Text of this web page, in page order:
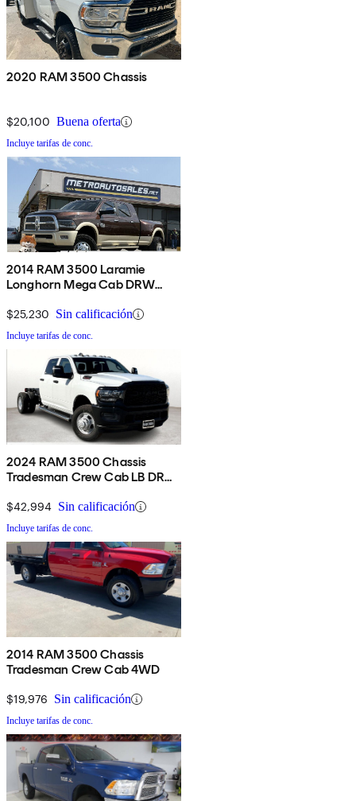
2020 RAM 3500 Chassis
$20,100 Buena oferta
Incluye tarifas de conc.
2014 RAM 3500 Laramie
Longhorn Mega Cab DRW
$25,230 Sin calificación
Incluye tarifas de conc.
2024 RAM 3500 Chassis
Tradesman Crew Cab LB DRW
$42,994 Sin calificación
Incluye tarifas de conc.
2014 RAM 3500 Chassis
Tradesman Crew Cab 4WD
$19,976 Sin calificación
Incluye tarifas de conc.